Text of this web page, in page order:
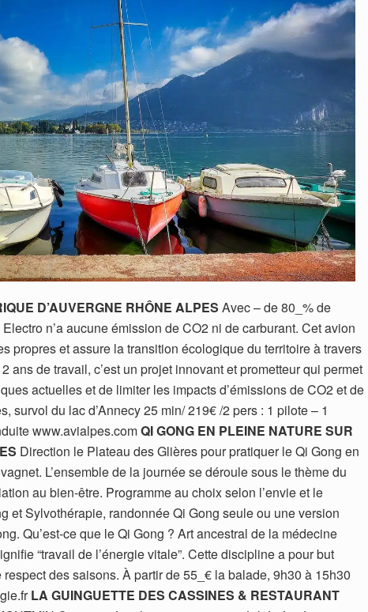
D’AUVERGNE RHÔNE ALPES Avec – de 80_% de
n’a aucune émission de CO2 ni de carburant. Cet avion
propres et assure la transition écologique du territoire à travers
ans de travail, c’est un projet innovant et prometteur qui permet
actuelles et de limiter les impacts d’émissions de CO2 et de
survol du lac d’Annecy 25 min/ 219€ /2 pers : 1 pilote – 1
www.avialpes.comQI GONG EN PLEINE NATURE SUR
Direction le Plateau des Glières pour pratiquer le Qi Gong en
L’ensemble de la journée se déroule sous le thème du
au bien-être. Programme au choix selon l’envie et le
et Sylvothérapie, randonnée Qi Gong seule ou une version
Qu’est-ce que le Qi Gong ? Art ancestral de la médecine
“travail de l’énergie vitale”. Cette discipline a pour but
respect des saisons. À partir de 55_€ la balade, 9h30 à 15h30
LA GUINGUETTE DES CASSINES & RESTAURANT